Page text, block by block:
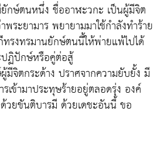
กษ์ตนหนึ่ง ชื่ออาฬะวกะ เป็นผู้มีจิต
พระยามาร พยายามมาใช้กำลังทำร้าย
รงทรมานยักษ์ตนนี้ให้พ่ายแพ้ไปได้
ปฏิปักษ์หรือคู่ต่อสู้
จิตกระด้าง ปราศจากความยับยั้ง มี
เข้ามาประทุษร้ายอยู่ตลอดรุ่ง องค์
วยขันติบารมี ด้วยเดชะอันนี้ ขอ